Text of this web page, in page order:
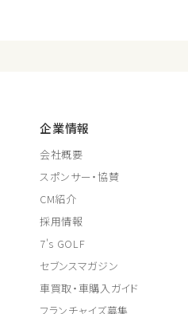
企業情報
会社概要
スポンサー・協賛
CM紹介
採用情報
7's GOLF
セブンスマガジン
車買取・車購入ガイド
フランチャイズ募集